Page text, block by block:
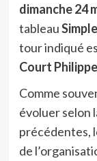
dimanche 24
tableau
tour indiqué
Court
Comme
évoluer selon
précédentes,
de